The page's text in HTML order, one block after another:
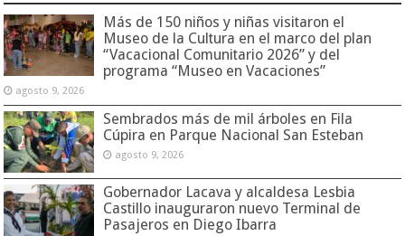
Más de 150 niños y niñas visitaron el
Museo de la Cultura en el marco del plan
“Vacacional Comunitario 2026” y del
programa “Museo en Vacaciones”
agosto 9, 2026
Sembrados más de mil árboles en Fila
Cúpira en Parque Nacional San Esteban
agosto 9, 2026
Gobernador Lacava y alcaldesa Lesbia
Castillo inauguraron nuevo Terminal de
Pasajeros en Diego Ibarra